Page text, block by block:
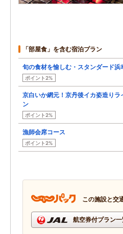
「部屋食」を含む宿泊プラン
旬の食材を愉しむ・スタンダード浜
ポイント2%
京白いか網元！京丹後イカ姿造りラ
ン
ポイント2%
漁師会席コース
ポイント2%
この施設と交
航空券付プラン